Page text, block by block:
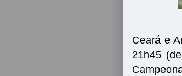
Ceará e
21h45